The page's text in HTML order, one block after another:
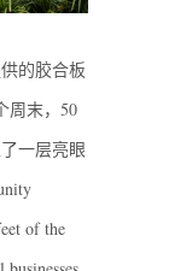
的胶合板
周末，50
一层亮眼
of the